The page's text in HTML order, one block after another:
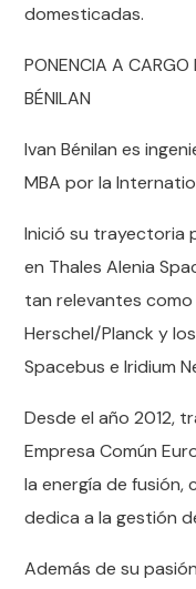
domesticadas.
PONENCIA A CARGO
BÉNILAN
Ivan Bénilan es
MBA por la
Inició su trayectoria
en Thales Alenia
tan relevantes
Herschel/Planck y
Spacebus e Iridium
Desde el año 2012,
Empresa Común
la energía de fusión,
dedica a la gestión
Además de su